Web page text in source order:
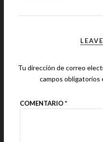
Tu dirección de correo
campos obligatorios
COMENTARIO*